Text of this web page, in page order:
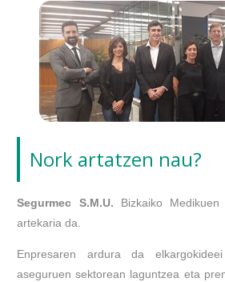
Nork artatzen nau?
Segurmec S.M.U. Bizkaiko
artekaria da.
Enpresaren ardura da
aseguruen sektorean laguntzea eta